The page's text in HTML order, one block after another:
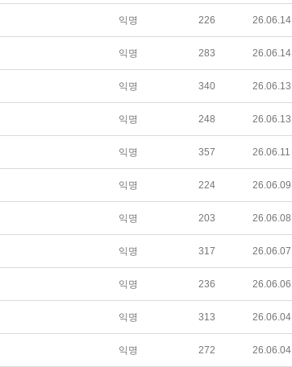
익명 226 26.06.14
익명 283 26.06.14
익명 340 26.06.13
익명 248 26.06.13
익명 357 26.06.11
익명 224 26.06.09
익명 203 26.06.08
익명 317 26.06.07
익명 236 26.06.06
익명 313 26.06.04
익명 272 26.06.04